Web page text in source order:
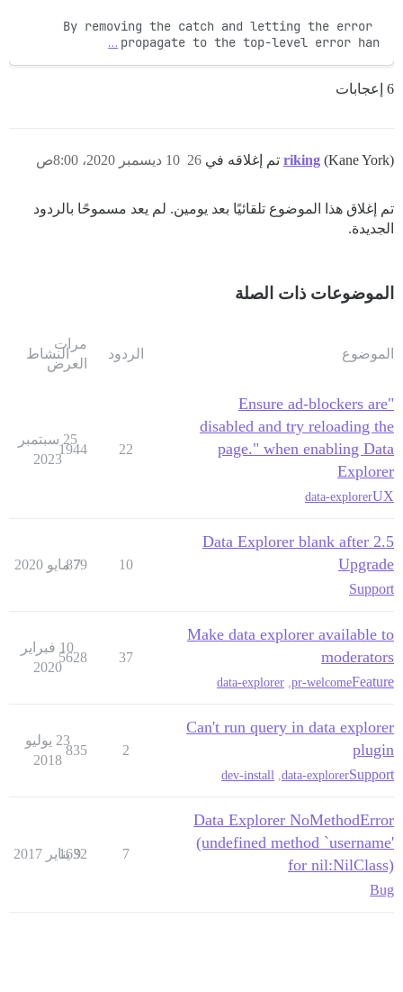
By removing the catch and letting the error
propagate to the top-level error han
…
6 إعجابات
riking (Kane York) تم إغلاقه في 10 ديسمبر 2020، 8:00ص 26
تم إغلاق هذا الموضوع تلقائيًا بعد يومين. لم يعد مسموحًا بالردود
الجديدة.
الموضوعات ذات الصلة
الموضوع الردود
مرات
العرض
النشاط
"Ensure ad-blockers are
disabled and try reloading the
page." when enabling Data
Explorer
UX
data-explorer
22
1944
25 سبتمبر
2023
Data Explorer blank after 2.5
Upgrade
Support
10
879
7 مايو 2020
Make data explorer available to
moderators
Feature
pr-welcome
data-explorer
37
5628
10 فبراير
2020
Can't run query in data explorer
plugin
Support
data-explorer
dev-install
2
835
23 يوليو
2018
Data Explorer NoMethodError
(undefined method `username'
for nil:NilClass)
Bug
7
1632
9 يناير 2017